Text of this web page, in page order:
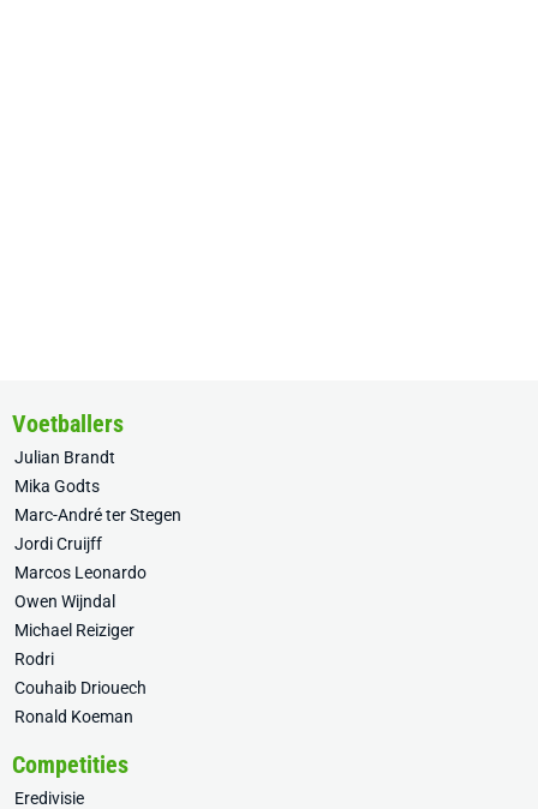
Voetballers
Julian Brandt
Mika Godts
Marc-André ter Stegen
Jordi Cruijff
Marcos Leonardo
Owen Wijndal
Michael Reiziger
Rodri
Couhaib Driouech
Ronald Koeman
Competities
Eredivisie